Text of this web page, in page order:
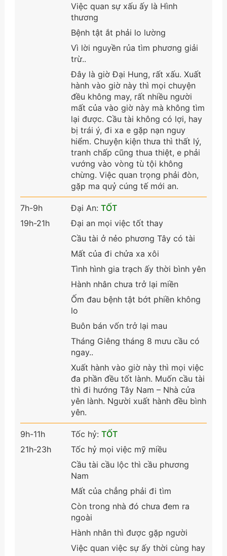
Việc quan sự xấu ấy là Hình
thương
Bệnh tật ắt phải lo lường
Vì lời nguyền rủa tìm phương giải
trừ..
Đây là giờ Đại Hung, rất xấu. Xuất
hành vào giờ này thì mọi chuyện
đều không may, rất nhiều người
mất của vào giờ này mà không tìm
lại được. Cầu tài không có lợi, hay
bị trái ý, đi xa e gặp nạn nguy
hiểm. Chuyện kiện thưa thì thất lý,
tranh chấp cũng thua thiệt, e phải
vướng vào vòng tù tội không
chừng. Việc quan trọng phải đòn,
gặp ma quỷ cúng tế mới an.
7h-9h
19h-21h
Đại An: TỐT
Đại an mọi việc tốt thay
Cầu tài ở nẻo phương Tây có tài
Mất của đi chửa xa xôi
Tình hình gia trạch ấy thời bình yên
Hành nhân chưa trở lại miền
Ốm đau bệnh tật bớt phiền không
lo
Buôn bán vốn trở lại mau
Tháng Giêng tháng 8 mưu cầu có
ngay..
Xuất hành vào giờ này thì mọi việc
đa phần đều tốt lành. Muốn cầu tài
thì đi hướng Tây Nam – Nhà cửa
yên lành. Người xuất hành đều bình
yên.
9h-11h
21h-23h
Tốc hỷ: TỐT
Tốc hỷ mọi việc mỹ miều
Cầu tài cầu lộc thì cầu phương
Nam
Mất của chẳng phải đi tìm
Còn trong nhà đó chưa đem ra
ngoài
Hành nhân thì được gặp người
Việc quan việc sự ấy thời cùng hay